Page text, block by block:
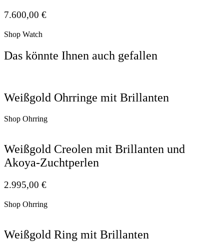
7.600,00 €
Shop Watch
Das könnte Ihnen auch gefallen
Weißgold Ohrringe mit Brillanten
Shop Ohrring
Weißgold Creolen mit Brillanten und
Akoya-Zuchtperlen
2.995,00 €
Shop Ohrring
Weißgold Ring mit Brillanten